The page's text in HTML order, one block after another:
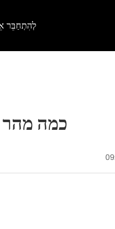
לְהִתְחַבֵּר
כמה מהר